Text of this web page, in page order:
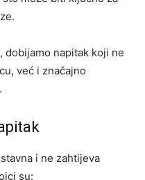
dobijamo napitak koji ne
već i značajno
i ne zahtijeva
su: